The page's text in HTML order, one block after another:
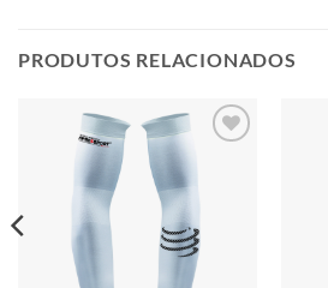
PRODUTOS RELACIONADOS